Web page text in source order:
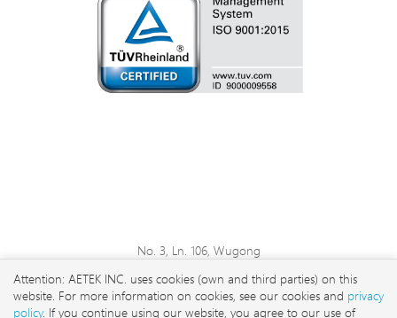
Umgebung Bedingungen
Zertifizierungen
No. 3, Ln. 106, Wugong
Taipei City 248 , Taiwan
sales@aetektec.com
Attention: AETEK INC. uses cookies (own and third parties) on this
website. For more information on cookies, see our cookies and privacy
policy. If you continue using our website, you agree to our use of